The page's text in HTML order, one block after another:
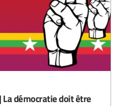
démocratie doit être